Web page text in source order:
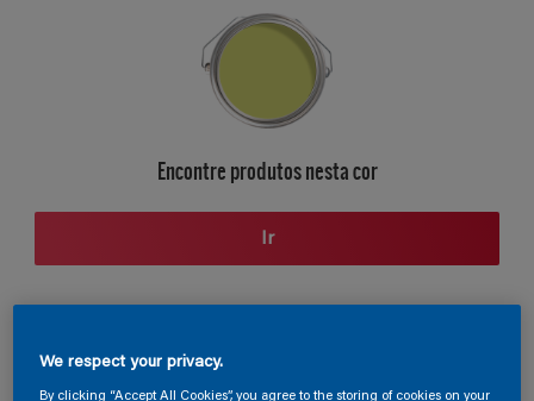
Encontre produtos nesta cor
Ir
Seção de cores
We respect your privacy.
By clicking “Accept All Cookies”, you agree to the storing of cookies on your